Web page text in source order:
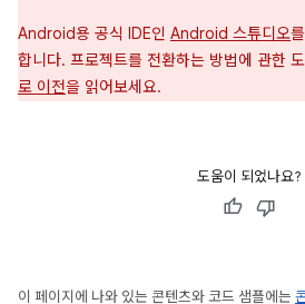
Android용 공식 IDE인 Android 스튜디오
합니다. 프로젝트를 전환하는 방법에 관한
로 이전을 읽어보세요.
도움이 되었나요?
이 페이지에 나와 있는 콘텐츠와 코드 샘플에는